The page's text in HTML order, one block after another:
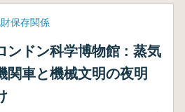
保存関係
ンドン科学博物館 : 蒸気
関車と機械文明の夜明